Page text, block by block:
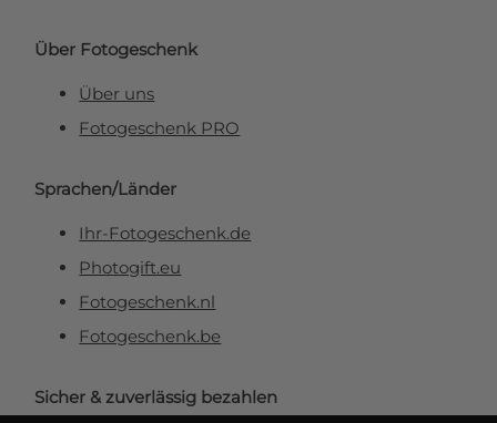
Über Fotogeschenk
Über uns
Fotogeschenk PRO
Sprachen/Länder
Ihr-Fotogeschenk.de
Photogift.eu
Fotogeschenk.nl
Fotogeschenk.be
Sicher & zuverlässig bezahlen